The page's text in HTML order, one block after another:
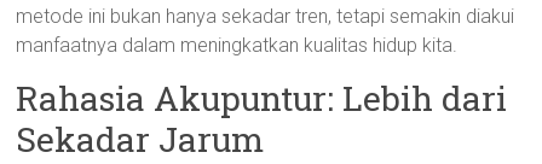
metode ini bukan hanya sekadar tren, tetapi semakin diakui
manfaatnya dalam meningkatkan kualitas hidup kita.
Rahasia Akupuntur: Lebih dari
Sekadar Jarum